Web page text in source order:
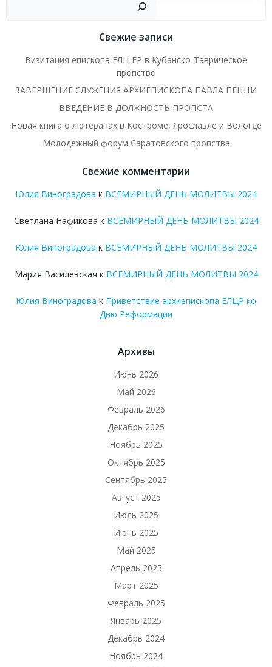
Свежие записи
Визитация епископа ЕЛЦ ЕР в Кубанско-Таврическое
пропство
ЗАВЕРШЕНИЕ СЛУЖЕНИЯ АРХИЕПИСКОПА ПАВЛА ПЕЦЦИ
ВВЕДЕНИЕ В ДОЛЖНОСТЬ ПРОПСТА
Новая книга о лютеранах в Костроме, Ярославле и Вологде
Молодежный форум Саратовского пропства
Свежие комментарии
Юлия Виноградова к ВСЕМИРНЫЙ ДЕНЬ МОЛИТВЫ 2024
Светлана Нафикова к ВСЕМИРНЫЙ ДЕНЬ МОЛИТВЫ 2024
Юлия Виноградова к ВСЕМИРНЫЙ ДЕНЬ МОЛИТВЫ 2024
Мария Василевская к ВСЕМИРНЫЙ ДЕНЬ МОЛИТВЫ 2024
Юлия Виноградова к Приветствие архиепископа ЕЛЦР ко
Дню Реформации
Архивы
Июнь 2026
Май 2026
Февраль 2026
Декабрь 2025
Ноябрь 2025
Октябрь 2025
Сентябрь 2025
Август 2025
Июль 2025
Июнь 2025
Май 2025
Апрель 2025
Март 2025
Февраль 2025
Январь 2025
Декабрь 2024
Ноябрь 2024